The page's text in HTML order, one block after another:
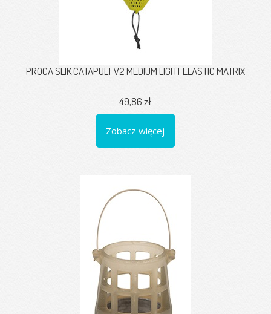
PROCA SLIK CATAPULT V2 MEDIUM LIGHT ELASTIC MATRIX
49,86 zł
Zobacz więcej